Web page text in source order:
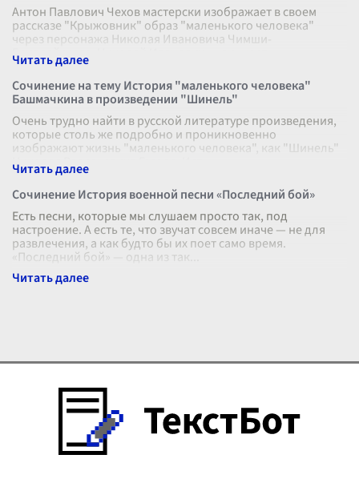
Антон Павлович Чехов мастерски изображает в своем
рассказе "Крыжовник" образ "маленького человека"
через персонажа Николая Ивановича Чимши-
Гималайского. Николай Иванович — личность
Сочинение на тему История "маленького человека"
Башмачкина в произведении "Шинель"
Очень трудно найти в русской литературе произведения,
которые столь же подробно и проникновенно
изображают жизнь "маленького человека", как "Шинель"
Николая Васильевича Гоголя. Ист
Сочинение История военной песни «Последний бой»
Есть песни, которые мы слушаем просто так, под
настроение. А есть те, что звучат совсем иначе — не для
развлечения, а как будто бы их поет само время.
«Последний бой» — одна из так